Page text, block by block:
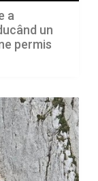
a
un
permis